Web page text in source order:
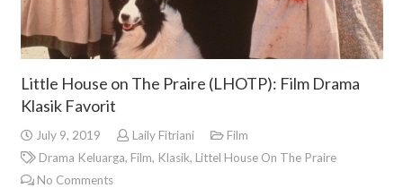
Little House on The Praire (LHOTP): Film Drama
Klasik Favorit
July 9, 2019 Laily Fitriani
Film
Drama Keluarga, Film, Klasik, Littel House On The Praire
No Comments